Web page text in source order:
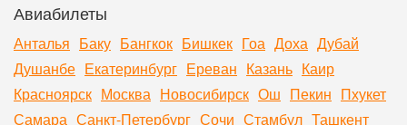
Авиабилеты
Анталья Баку Бангкок Бишкек Гоа Доха Дубай
Душанбе Екатеринбург Ереван Казань Каир
Красноярск Москва Новосибирск Ош Пекин Пхукет
Самара Санкт-Петербург Сочи Стамбул Ташкент